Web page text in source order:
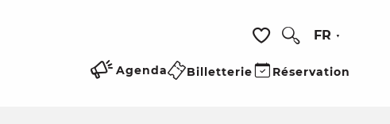
Voir les favoris
FR
Agenda Billetterie Réservation